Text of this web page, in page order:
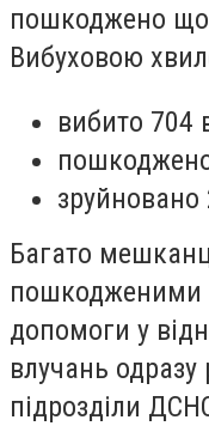
пошкоджено
Вибуховою
вибито 704
пошкоджено
зруйновано
Багато
пошкодженими
допомоги у
влучань
підрозділи